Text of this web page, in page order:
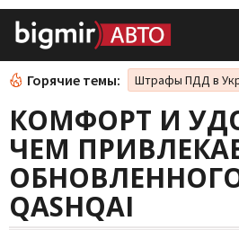
Горячие темы: Штрафы ПДД в
КОМФОРТ И
ЧЕМ
ОБНОВЛЕННОГО
QASHQAI